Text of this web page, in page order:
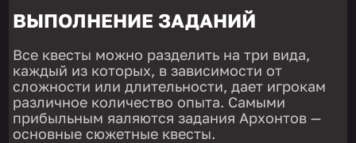
ВЫПОЛНЕНИЕ ЗАДАНИЙ
Все квесты можно разделить на три вида,
каждый из которых, в зависимости от
сложности или длительности, дает игрокам
различное количество опыта. Самыми
прибыльным яаляются задания Архонтов —
основные сюжетные квесты.